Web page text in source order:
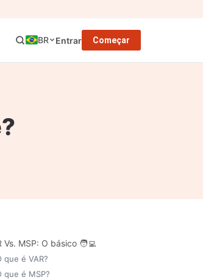
BR Entrar Começar
Vs. MSP: O básico 🧑‍💻
que é VAR?
que é MSP?